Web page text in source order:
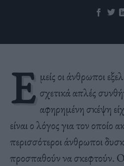
Ε μείς οι άνθρωποι
σχετικά απλές
αφηρημένη σκέψη
είναι ο λόγος για τον οποίο
περισσότεροι άνθρωποι
προσπαθούν να σκεφτούν.